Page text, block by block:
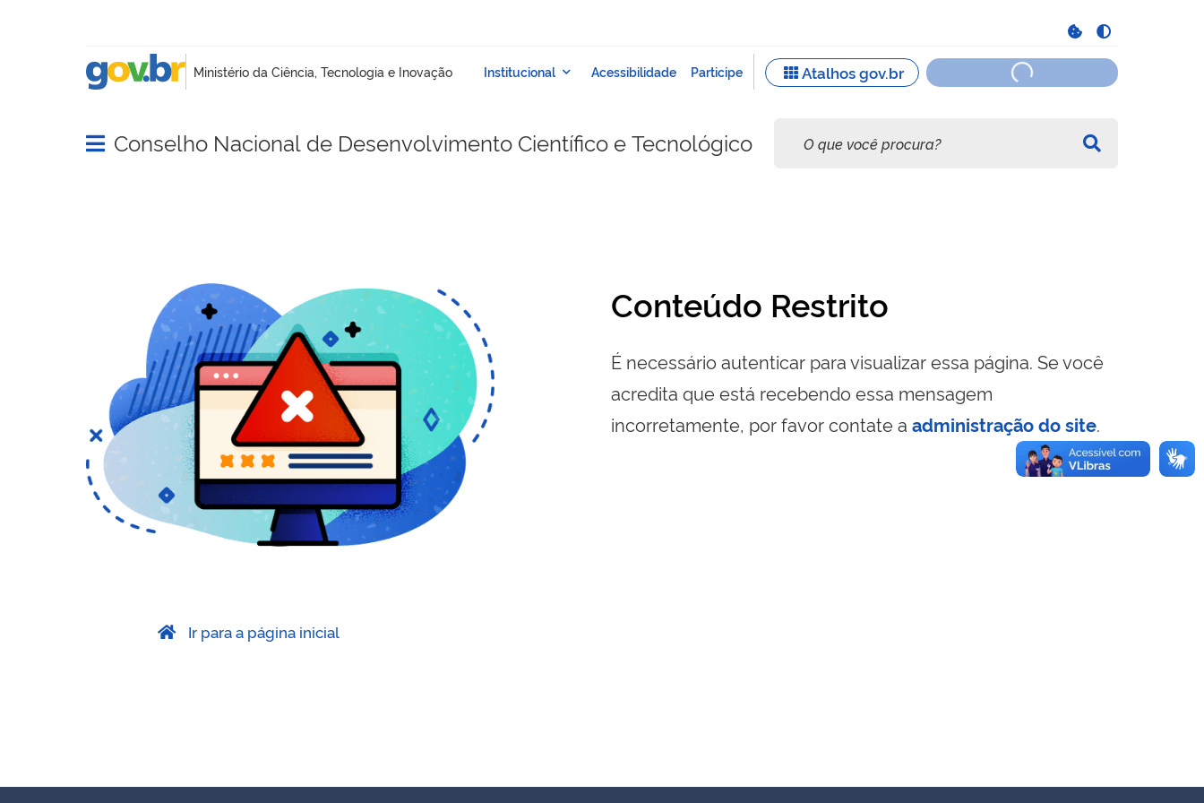
Abrir menu principal de navegação
Conselho Nacional de Desenvolvimento Científico e Tecnológico
Conteúdo Restrito
É necessário autenticar para visualizar essa página. Se você
acredita que está recebendo essa mensagem
incorretamente, por favor contate a administração do site.
Ir para a página inicial